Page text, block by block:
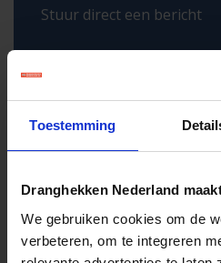
Toestemming
Dranghekken Nederland
We gebruiken cookies om de
verbeteren, om te integreren
Stuur direct een bericht